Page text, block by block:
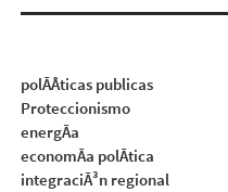
polÃÂticas publicas
Proteccionismo
energÃa
economÃa polÃtica
integraciÃ³n regional